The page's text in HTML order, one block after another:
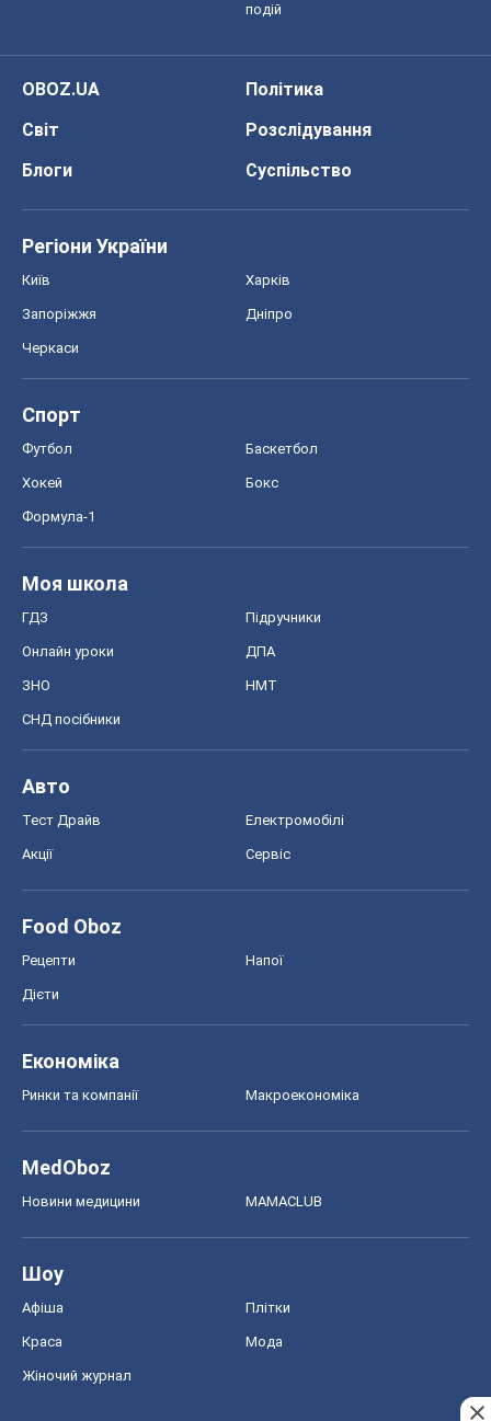
подій
OBOZ.UA
Політика
Світ
Розслідування
Блоги
Суспільство
Регіони України
Київ Харків
Запоріжжя Дніпро
Черкаси
Спорт
Футбол Баскетбол
Хокей Бокс
Формула-1
Моя школа
ГДЗ Підручники
Онлайн уроки ДПА
ЗНО НМТ
СНД посібники
Авто
Тест Драйв Електромобілі
Акції Сервіс
Food Oboz
Рецепти Напої
Дієти
Економіка
Ринки та компанії Макроекономіка
MedOboz
Новини медицини MAMACLUB
Шоу
Афіша Плітки
Краса Мода
Жіночий журнал